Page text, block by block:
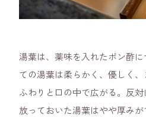
湯葉は、薬味を入れたポン酢
ての湯葉は柔らかく、優しく
ふわりと口の中で広がる。反
放っておいた湯葉はやや厚み